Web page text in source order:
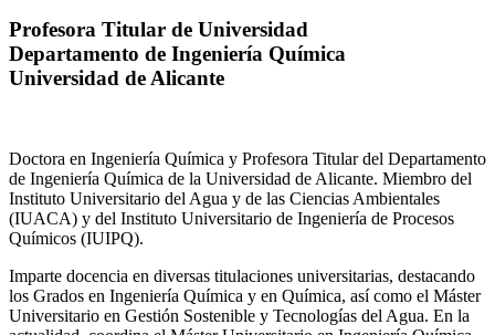
Profesora Titular de Universidad
Departamento de Ingeniería Química
Universidad de Alicante
Doctora en Ingeniería Química y Profesora Titular del Departamento
de Ingeniería Química de la Universidad de Alicante. Miembro del
Instituto Universitario del Agua y de las Ciencias Ambientales
(IUACA) y del Instituto Universitario de Ingeniería de Procesos
Químicos (IUIPQ).
Imparte docencia en diversas titulaciones universitarias, destacando
los Grados en Ingeniería Química y en Química, así como el Máster
Universitario en Gestión Sostenible y Tecnologías del Agua. En la